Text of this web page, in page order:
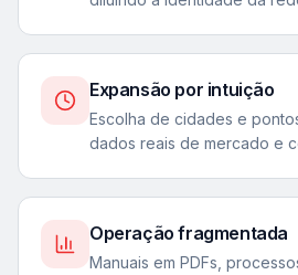
Expansão por intuição
Escolha de cidades e
dados reais de mercado e
Operação fragmentada
Manuais em PDFs,